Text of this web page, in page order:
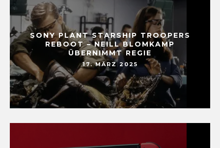
SONY PLANT STARSHIP TROOPERS
REBOOT – NEILL BLOMKAMP
ÜBERNIMMT REGIE
17. MÄRZ 2025